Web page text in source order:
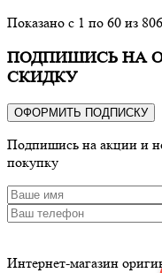
Показано с 1 по 60 из
ПОДПИШИСЬ НА
СКИДКУ
ОФОРМИТЬ ПОДПИСКУ
Подпишись на акции и
покупку
Интернет-магазин